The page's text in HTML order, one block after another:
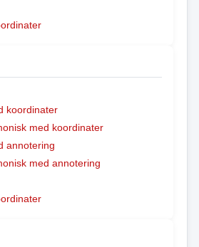
koordinater
med koordinater
annotering
med annotering